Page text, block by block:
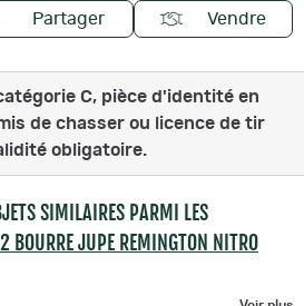
Partager Vendre
C, pièce d'identité en
de chasser ou licence de tir
obligatoire.
SIMILAIRES PARMI LES
BOURRE JUPE REMINGTON NITRO